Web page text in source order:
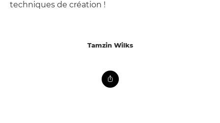
techniques de création !
Tamzin Wilks